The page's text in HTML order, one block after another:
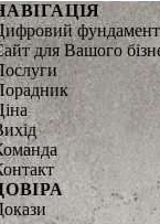
фундамент
для Вашого